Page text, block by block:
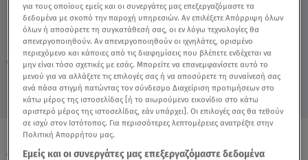
Παρασκευή 7 Αυγούστου 2026
25.02.22, 17:40 CELEBRITIES & GOSSIP ΝΕΑ
ΟΛΑ ΤΑ ΒΙΝΤΕΟ
για τους οποίους εμείς και οι συνεργάτες μας επεξεργαζόμαστε τα
δεδομένα με σκοπό την παροχή υπηρεσιών. Αν επιλέξετε Απόρριψη όλων
όλων ή αποσύρετε τη συγκατάθεσή σας, οι εν λόγω τεχνολογίες θα
απενεργοποιηθούν. Αν απενεργοποιηθούν οι ιχνηλάτες, ορισμένο
περιεχόμενο και κάποιες από τις διαφημίσεις που βλέπετε ενδέχεται να
μην είναι τόσο σχετικές με εσάς. Μπορείτε να επανεμφανίσετε αυτό το
μενού για να αλλάξετε τις επιλογές σας ή να αποσύρετε τη συναίνεσή σας
ανά πάσα στιγμή πατώντας τον σύνδεσμο Διαχείριση προτιμήσεων στο
κάτω μέρος της ιστοσελίδας [ή το αιωρούμενο εικονίδιο στο κάτω
αριστερό μέρος της ιστοσελίδας, εάν υπάρχει]. Οι επιλογές σας θα τεθούν
σε ισχύ στον Ιστότοπος. Για περισσότερες λεπτομέρειες ανατρέξτε στην
Πολιτική Απορρήτου μας.
Εμείς και οι συνεργάτες μας επεξεργαζόμαστε δεδομένα